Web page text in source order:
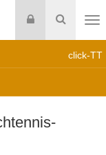
Suche
Login
click-TT